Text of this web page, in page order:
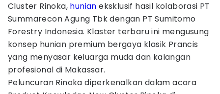
Cluster Rinoka, hunian eksklusif hasil kolaborasi PT
Summarecon Agung Tbk dengan PT Sumitomo
Forestry Indonesia. Klaster terbaru ini mengusung
konsep hunian premium bergaya klasik Prancis
yang menyasar keluarga muda dan kalangan
profesional di Makassar.
Peluncuran Rinoka diperkenalkan dalam acara